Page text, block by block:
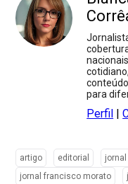
para
Perfil |
artigo editorial
jornal francisco morato